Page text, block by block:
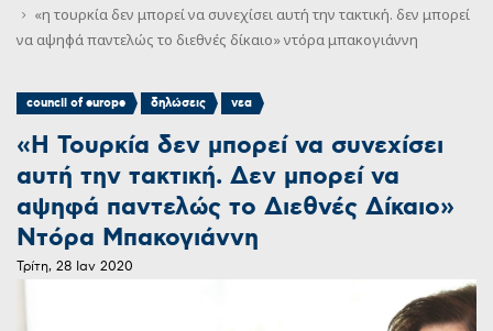
«η τουρκία δεν μπορεί να συνεχίσει αυτή την τακτική. δεν μπορεί
να αψηφά παντελώς το διεθνές δίκαιο» ντόρα μπακογιάννη
council of europe , δηλώσεις , νεα
«Η Τουρκία δεν μπορεί να συνεχίσει
αυτή την τακτική. Δεν μπορεί να
αψηφά παντελώς το Διεθνές Δίκαιο»
Ντόρα Μπακογιάννη
Τρίτη, 28 Ιαν 2020